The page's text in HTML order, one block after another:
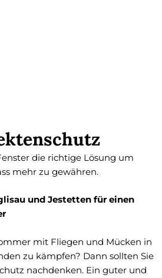
die richtige Lösung um
mehr zu gewähren.
und Jestetten für einen
mit Fliegen und Mücken in
zu kämpfen? Dann sollten Sie
nachdenken. Ein guter und